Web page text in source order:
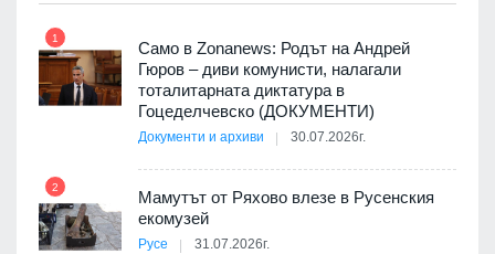
1
Само в Zonanews: Родът на Андрей
Гюров – диви комунисти, налагали
тоталитарната диктатура в
Гоцеделчевско (ДОКУМЕНТИ)
Документи и архиви 30.07.2026г.
2
Мамутът от Ряхово влезе в Русенския
екомузей
Русе 31.07.2026г.